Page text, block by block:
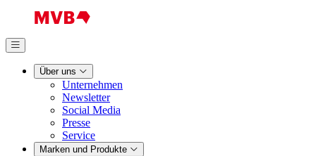
Über uns
Unternehmen
Newsletter
Social Media
Presse
Service
Marken und Produkte